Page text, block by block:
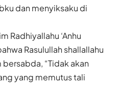
dan menyiksaku di
Radhiyallahu ‘Anhu
Rasulullah shallallahu
bersabda, “Tidak akan
yang memutus tali